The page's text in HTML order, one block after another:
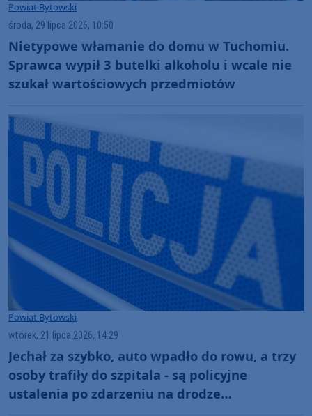
Powiat Bytowski
środa, 29 lipca 2026, 10:50
Nietypowe włamanie do domu w Tuchomiu.
Sprawca wypił 3 butelki alkoholu i wcale nie
szukał wartościowych przedmiotów
Powiat Bytowski
wtorek, 21 lipca 2026, 14:29
Jechał za szybko, auto wpadło do rowu, a trzy
osoby trafiły do szpitala - są policyjne
ustalenia po zdarzeniu na drodze